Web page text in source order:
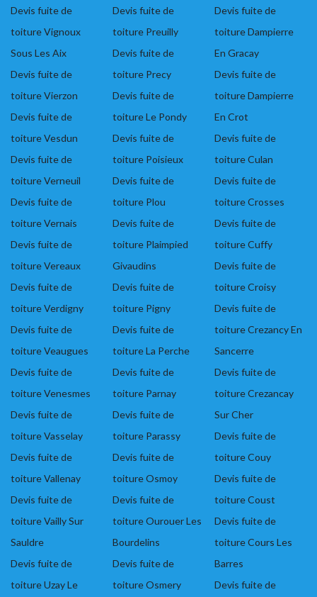
Devis fuite de
toiture Vignoux
Sous Les Aix
Devis fuite de
toiture Vierzon
Devis fuite de
toiture Vesdun
Devis fuite de
toiture Verneuil
Devis fuite de
toiture Vernais
Devis fuite de
toiture Vereaux
Devis fuite de
toiture Verdigny
Devis fuite de
toiture Veaugues
Devis fuite de
toiture Venesmes
Devis fuite de
toiture Vasselay
Devis fuite de
toiture Vallenay
Devis fuite de
toiture Vailly Sur
Sauldre
Devis fuite de
toiture Uzay Le
Devis fuite de
toiture Preuilly
Devis fuite de
toiture Precy
Devis fuite de
toiture Le Pondy
Devis fuite de
toiture Poisieux
Devis fuite de
toiture Plou
Devis fuite de
toiture Plaimpied
Givaudins
Devis fuite de
toiture Pigny
Devis fuite de
toiture La Perche
Devis fuite de
toiture Parnay
Devis fuite de
toiture Parassy
Devis fuite de
toiture Osmoy
Devis fuite de
toiture Ourouer Les
Bourdelins
Devis fuite de
toiture Osmery
Devis fuite de
toiture Dampierre
En Gracay
Devis fuite de
toiture Dampierre
En Crot
Devis fuite de
toiture Culan
Devis fuite de
toiture Crosses
Devis fuite de
toiture Cuffy
Devis fuite de
toiture Croisy
Devis fuite de
toiture Crezancy En
Sancerre
Devis fuite de
toiture Crezancay
Sur Cher
Devis fuite de
toiture Couy
Devis fuite de
toiture Coust
Devis fuite de
toiture Cours Les
Barres
Devis fuite de